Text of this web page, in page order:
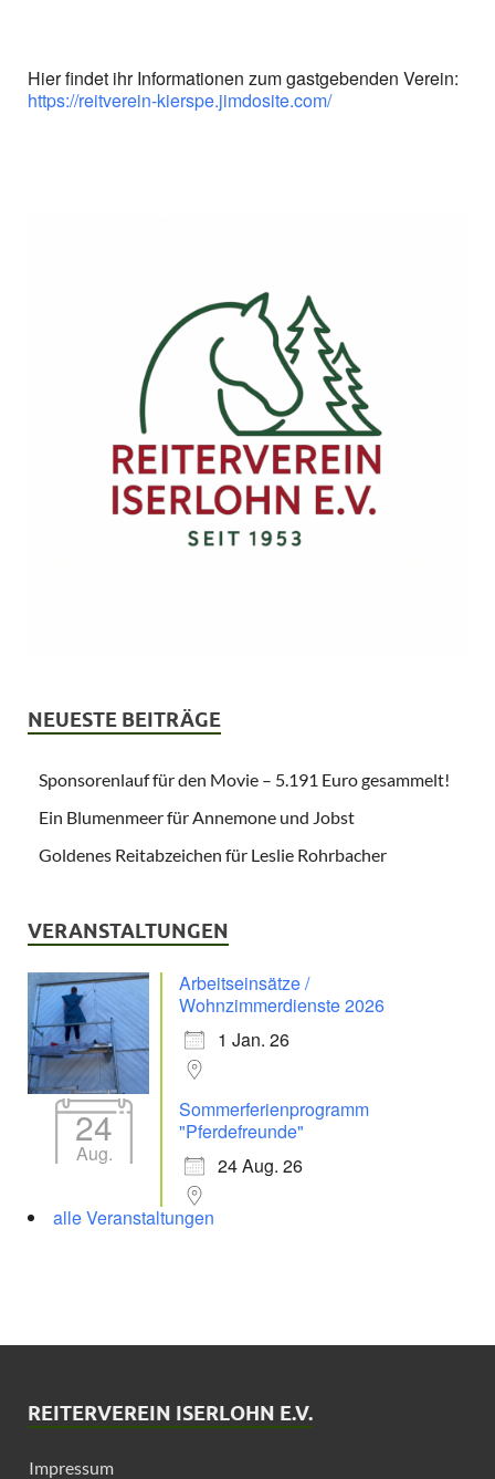
Hier findet ihr Informationen zum gastgebenden Verein:
https://reitverein-kierspe.jimdosite.com/
NEUESTE BEITRÄGE
Sponsorenlauf für den Movie – 5.191 Euro gesammelt!
Ein Blumenmeer für Annemone und Jobst
Goldenes Reitabzeichen für Leslie Rohrbacher
VERANSTALTUNGEN
Arbeitseinsätze /
Wohnzimmerdienste 2026
1 Jan. 26
24
Aug.
Sommerferienprogramm
"Pferdefreunde"
24 Aug. 26
alle Veranstaltungen
REITERVEREIN ISERLOHN E.V.
Impressum